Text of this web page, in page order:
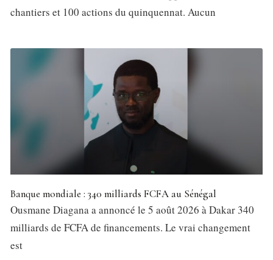
chantiers et 100 actions du quinquennat. Aucun
Banque mondiale : 340 milliards FCFA au Sénégal
Ousmane Diagana a annoncé le 5 août 2026 à Dakar 340
milliards de FCFA de financements. Le vrai changement
est